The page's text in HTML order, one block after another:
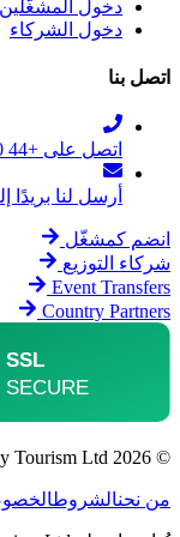
دخول المشغّلين
دخول الشركاء
اتصل بنا
اتصل على +44 20 4538 9927
أرسل لنا بريدًا
انضم كمشغّل
شركاء التوزيع
Event Transfers
Country Partners
© 2026 Funny Tourism Ltd. جميع الحقوق محفوظة.
من نحنالشروط